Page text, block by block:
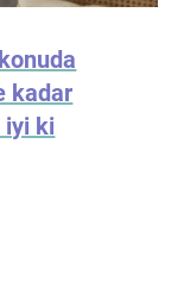
kadar
iyi ki